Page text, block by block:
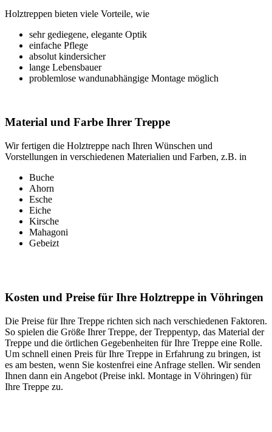
Holztreppen bieten viele Vorteile, wie
sehr gediegene, elegante Optik
einfache Pflege
absolut kindersicher
lange Lebensbauer
problemlose wandunabhängige Montage möglich
Material und Farbe Ihrer Treppe
Wir fertigen die Holztreppe nach Ihren Wünschen und
Vorstellungen in verschiedenen Materialien und Farben, z.B. in
Buche
Ahorn
Esche
Eiche
Kirsche
Mahagoni
Gebeizt
Kosten und Preise für Ihre Holztreppe in Vöhringen
Die Preise für Ihre Treppe richten sich nach verschiedenen Faktoren.
So spielen die Größe Ihrer Treppe, der Treppentyp, das Material der
Treppe und die örtlichen Gegebenheiten für Ihre Treppe eine Rolle.
Um schnell einen Preis für Ihre Treppe in Erfahrung zu bringen, ist
es am besten, wenn Sie kostenfrei eine Anfrage stellen. Wir senden
Ihnen dann ein Angebot (Preise inkl. Montage in Vöhringen) für
Ihre Treppe zu.